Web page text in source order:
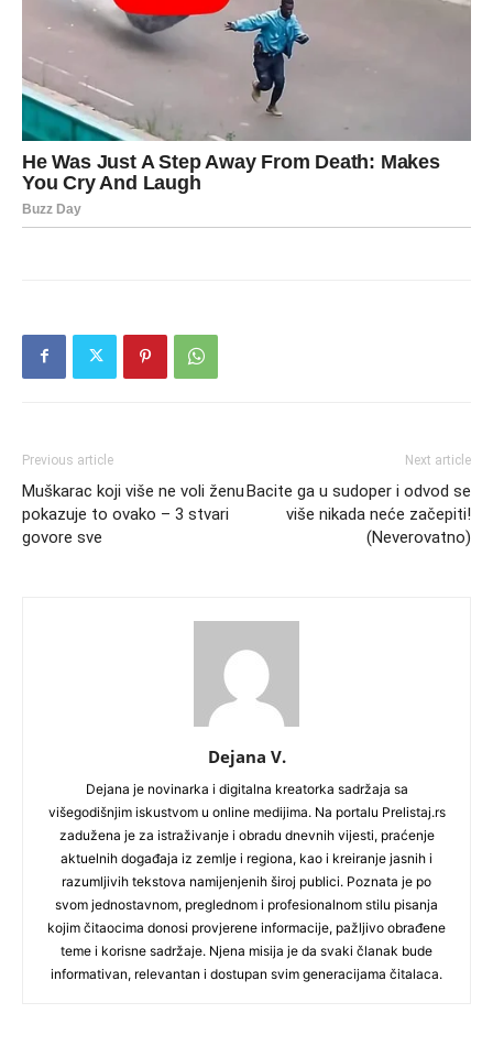
Previous article
Muškarac koji više ne voli ženu
pokazuje to ovako – 3 stvari
govore sve
Next article
Bacite ga u sudoper i odvod se
više nikada neće začepiti!
(Neverovatno)
Dejana V.
Dejana je novinarka i digitalna kreatorka sadržaja sa
višegodišnjim iskustvom u online medijima. Na portalu Prelistaj.rs
zadužena je za istraživanje i obradu dnevnih vijesti, praćenje
aktuelnih događaja iz zemlje i regiona, kao i kreiranje jasnih i
razumljivih tekstova namijenjenih široj publici. Poznata je po
svom jednostavnom, preglednom i profesionalnom stilu pisanja
kojim čitaocima donosi provjerene informacije, pažljivo obrađene
teme i korisne sadržaje. Njena misija je da svaki članak bude
informativan, relevantan i dostupan svim generacijama čitalaca.